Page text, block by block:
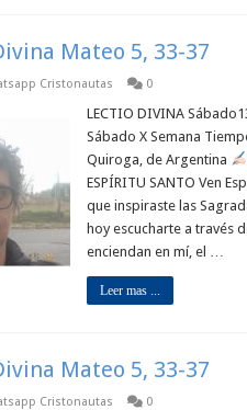
Mateo 5, 33-37
Cristonautas 0
LECTIO DIVINA
Sábado X Semana
Quiroga, de Argentina
ESPÍRITU SANTO Ven
que inspiraste las
hoy escucharte a través
enciendan en mí, el …
Leer mas ...
Mateo 5, 33-37
Cristonautas 0